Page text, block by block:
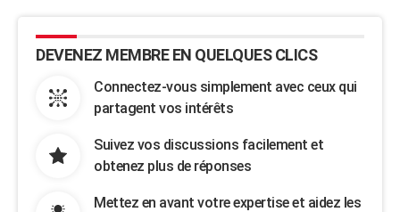
DEVENEZ MEMBRE EN QUELQUES CLICS
Connectez-vous simplement avec ceux qui
partagent vos intérêts
Suivez vos discussions facilement et
obtenez plus de réponses
Mettez en avant votre expertise et aidez les